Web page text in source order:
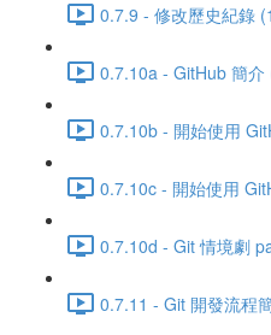
0.7.9 - 修改歷史紀錄
0.7.10a - GitHub 簡介
0.7.10b - 開始使用
0.7.10c - 開始使用
0.7.10d - Git 情境劇
0.7.11 - Git 開發流程